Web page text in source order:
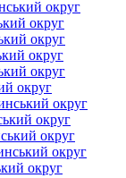
округ
округ
округ
округ
округ
округ
округ
округ
округ
округ
округ